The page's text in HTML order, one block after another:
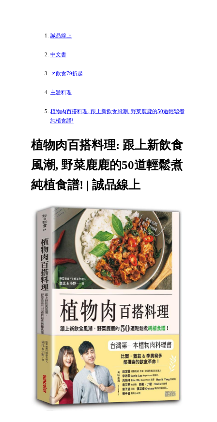
誠品線上
中文書
📌飲食79折起
主題料理
植物肉百搭料理: 跟上新飲食風潮, 野菜鹿鹿的50道輕鬆煮
純植食譜!
植物肉百搭料理: 跟上新飲食
風潮, 野菜鹿鹿的50道輕鬆煮
純植食譜! | 誠品線上